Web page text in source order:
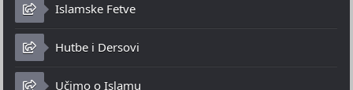
Islamske Fetve
Hutbe i Dersovi
Učimo o Islamu